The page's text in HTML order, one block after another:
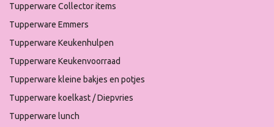
Tupperware Collector items
Tupperware Emmers
Tupperware Keukenhulpen
Tupperware Keukenvoorraad
Tupperware kleine bakjes en potjes
Tupperware koelkast / Diepvries
Tupperware lunch